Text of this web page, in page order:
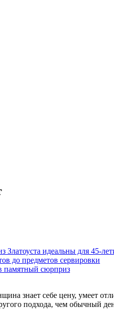
Златоуста идеальны для 45-
до предметов сервировки
памятный сюрприз
знает себе цену, умеет
подхода, чем обычный